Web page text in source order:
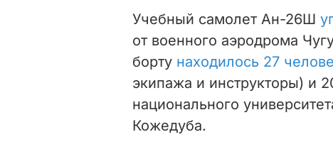
Учебный самолет Ан-26Ш
от военного аэродрома
борту находилось 27
экипажа и инструкторы) и
национального
Кожедуба.